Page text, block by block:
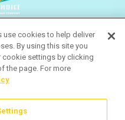
Privacy & Cookie Notice
Copyright
Careers
LTD. All rights reserved
use cookies to help deliver
By using this site you
cookie settings by clicking
the page. For more